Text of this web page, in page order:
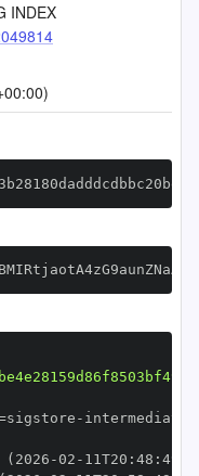
INDEX
-
(2026 -02 - 11T20 : 48 :